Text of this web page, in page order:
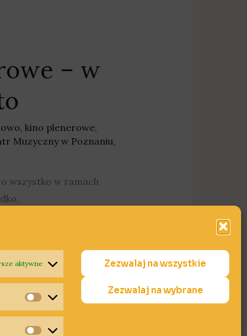
aktywne
Statystyki
Zezwalaj na wszystkie
Zezwalaj na wybrane
– w
, kino plenerowe,
Muzyczny w Poznaniu,
wszystko w ramach